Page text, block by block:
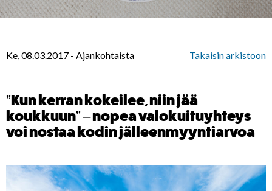
Ke, 08.03.2017 - Ajankohtaista Takaisin arkistoon
”Kun kerran kokeilee, niin jää
koukkuun” – nopea valokuituyhteys
voi nostaa kodin jälleenmyyntiarvoa